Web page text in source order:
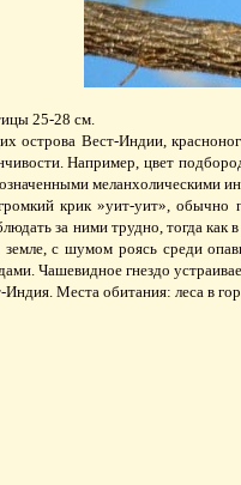
25-28 см.
острова Вест-Индии,
Например, цвет
меланхолическими
крик »уит-уит», обычно
за ними трудно, тогда как
с шумом роясь среди
Чашевидное гнездо
Места обитания: леса в